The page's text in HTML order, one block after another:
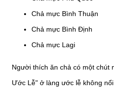
Chả mực Bình Thuận
Chả mực Bình Định
Chả mực Lagi
Người thích ăn chả có một chút
Ước Lễ" ở làng ước lễ không